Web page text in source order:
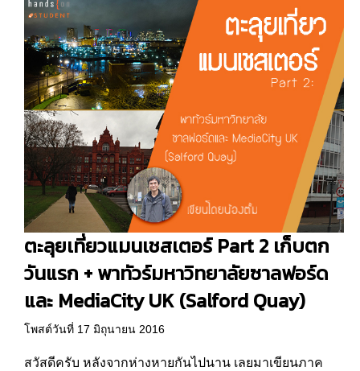
ตะลุยเที่ยวแมนเชสเตอร์ Part 2 เก็บตก
วันแรก + พาทัวร์มหาวิทยาลัยซาลฟอร์ด
และ MediaCity UK (Salford Quay)
โพสต์วันที่ 17 มิถุนายน 2016
สวัสดีครับ หลังจากห่างหายกันไปนาน เลยมาเขียนภาค